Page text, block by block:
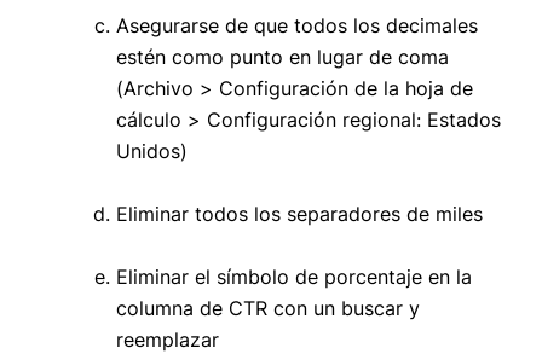
Asegurarse de que todos los decimales
estén como punto en lugar de coma
(Archivo > Configuración de la hoja de
cálculo > Configuración regional: Estados
Unidos)
Eliminar todos los separadores de miles
Eliminar el símbolo de porcentaje en la
columna de CTR con un buscar y
reemplazar